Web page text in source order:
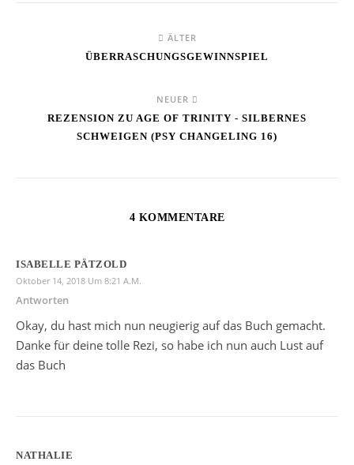
ÄLTER
ÜBERRASCHUNGSGEWINNSPIEL
NEUER
REZENSION ZU AGE OF TRINITY - SILBERNES
SCHWEIGEN (PSY CHANGELING 16)
4 KOMMENTARE
ISABELLE PÄTZOLD
Oktober 14, 2018 Um 8:21 A.m.
Antworten
Okay, du hast mich nun neugierig auf das Buch gemacht.
Danke für deine tolle Rezi, so habe ich nun auch Lust auf
das Buch
NATHALIE